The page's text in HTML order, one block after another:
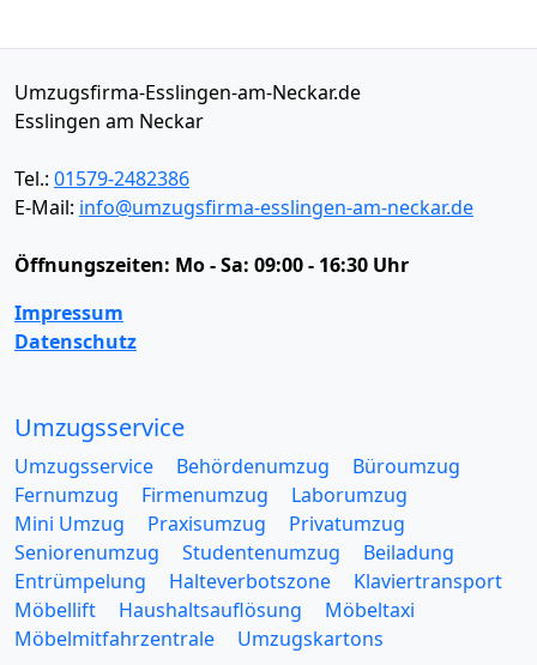
Umzugsfirma-Esslingen-am-Neckar.de
Esslingen am Neckar
Tel.: 01579-2482386
E-Mail: info@umzugsfirma-esslingen-am-neckar.de
Öffnungszeiten: Mo - Sa: 09:00 - 16:30 Uhr
Impressum
Datenschutz
Umzugsservice
Umzugsservice Behördenumzug
Büroumzug
Fernumzug
Firmenumzug
Laborumzug
Mini Umzug
Praxisumzug
Privatumzug
Seniorenumzug
Studentenumzug
Beiladung
Entrümpelung
Halteverbotszone
Klaviertransport
Möbellift
Haushaltsauflösung
Möbeltaxi
Möbelmitfahrzentrale
Umzugskartons